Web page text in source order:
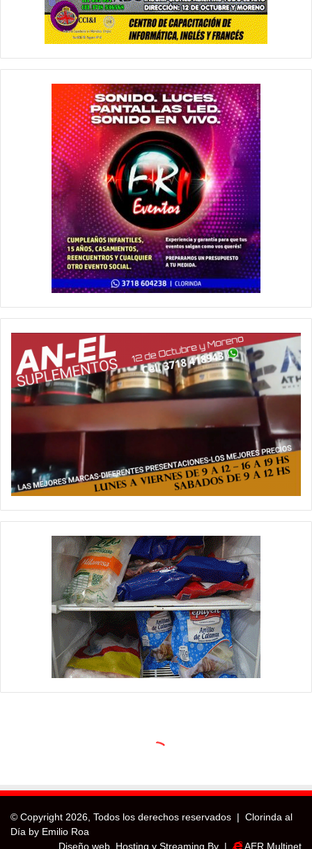
© Copyright 2026, Todos los derechos reservados | Clorinda al
Día by Emilio Roa
Diseño web, Hosting y Streaming By |
AER Multinet